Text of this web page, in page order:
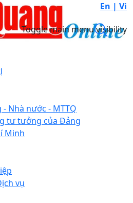
En | Vi
Toggle main menu visibility
Nhà nước - MTTQ
tư tưởng của Đảng
Minh
vụ